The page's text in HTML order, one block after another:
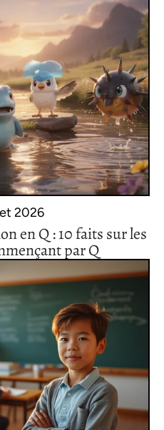
2026
en Q : 10 faits sur les
par Q